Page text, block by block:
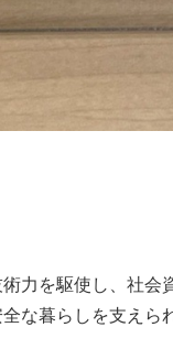
力を駆使し、社
な暮らしを支えら